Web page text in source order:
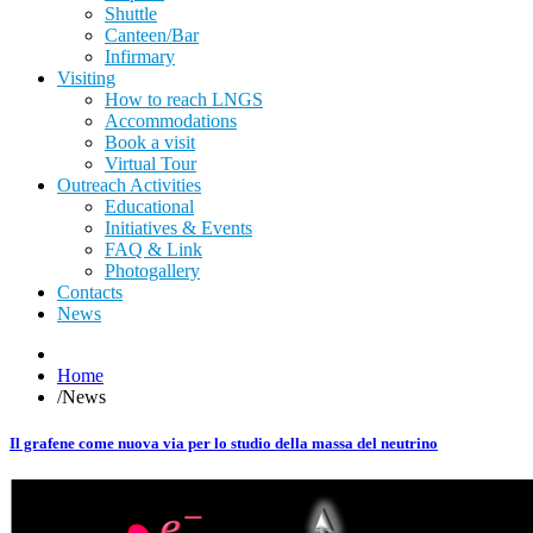
Shuttle
Canteen/Bar
Infirmary
Visiting
How to reach LNGS
Accommodations
Book a visit
Virtual Tour
Outreach Activities
Educational
Initiatives & Events
FAQ & Link
Photogallery
Contacts
News
Home
/News
Il grafene come nuova via per lo studio della massa del neutrino